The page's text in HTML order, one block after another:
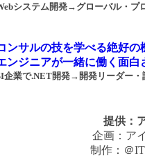
システム開発→グローバル・プ
ンサルの技を学べる絶好
ンジニアが一緒に働く面白
企業で.NET開発→開発リーダー・
提供：
企画： ア
制作： ＠